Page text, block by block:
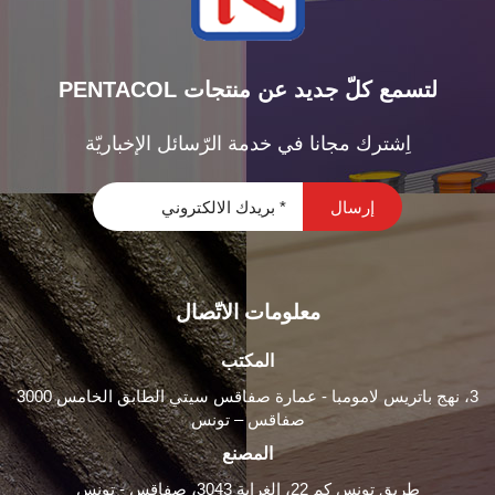
PENTACOL لتسمع كلّ جديد عن منتجات
اِشترك مجانا في خدمة الرّسائل الإخباريّة
معلومات الاتّصال
المكتب
3، نهج باتريس لامومبا - عمارة صفاقس سيتي الطابق الخامس 3000
صفاقس – تونس
المصنع
طريق تونس كم 22، الغرابة 3043، صفاقس - تونس